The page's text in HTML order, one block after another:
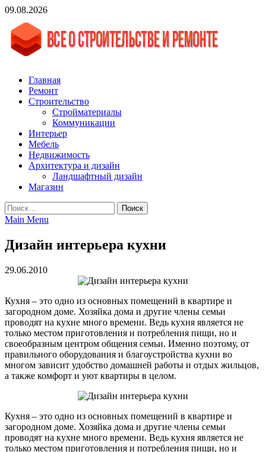
Skip
content
09.08.2026
vgasa.ru
Строительный журнал. Всё о строительстве и ремонтах
Главная
Ремонт
Строительство
Стройматериалы
Коммуникации
Интерьер
Мебель
Недвижимость
Архитектура и дизайн
Ландшафтный дизайн
Магазин
Найти:
Main Menu
Дизайн интерьера кухни
29.06.2010
Кухня – это одно из основных помещений в квартире и
загородном доме. Хозяйка дома и другие члены семьи
проводят на кухне много времени. Ведь кухня является не
только местом приготовления и потребления пищи, но и
своеобразным центром общения семьи. Именно поэтому, от
правильного оборудования и благоустройства кухни во
многом зависит удобство домашней работы и отдых жильцов,
а также комфорт и уют квартиры в целом.
Кухня – это одно из основных помещений в квартире и
загородном доме. Хозяйка дома и другие члены семьи
проводят на кухне много времени. Ведь кухня является не
только местом приготовления и потребления пищи, но и